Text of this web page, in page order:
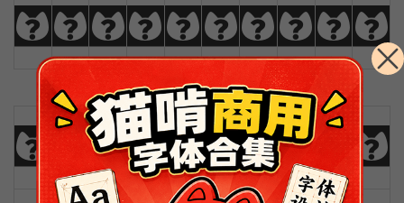
uvwxyzÄÅÆÇ
0123456789